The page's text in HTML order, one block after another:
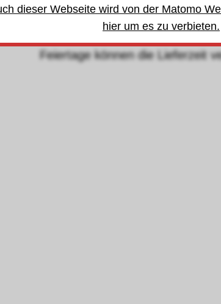
Lagerbestand,
bis Montag, den 10. August 2026 -
können die Lieferzeit
dieser Webseite wird von der Matomo
hier um es zu verbieten.